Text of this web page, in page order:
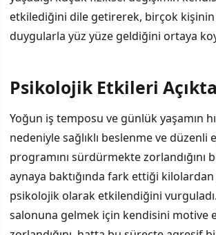
etkilediğini dile getirerek, birçok
duygularla yüz yüze geldiğini ortaya
İÇINDEKILER
Psikolojik Etkileri Açıktan Söyledi
Daha Önce Sağlıklı Yaşamla İlham
Takipçilerinden Gelen Destek
Yeni Dönemde Hedefleri
Psikolojik Etkileri
Yoğun iş temposu ve günlük yaşamın
nedeniyle sağlıklı beslenme ve düzenli
programını sürdürmekte zorlandığını
aynaya baktığında fark ettiği
psikolojik olarak etkilendiğini
salonuna gelmek için kendisini motive